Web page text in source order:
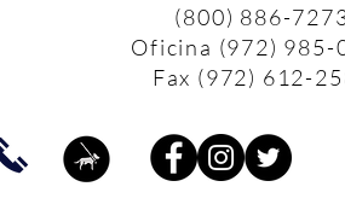
(800) 886-
Oficina (972) 985-
Fax (972) 612-